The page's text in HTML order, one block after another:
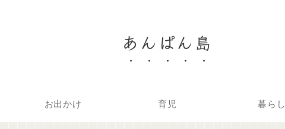
あんぱん島
お出かけ 育児 暮らし